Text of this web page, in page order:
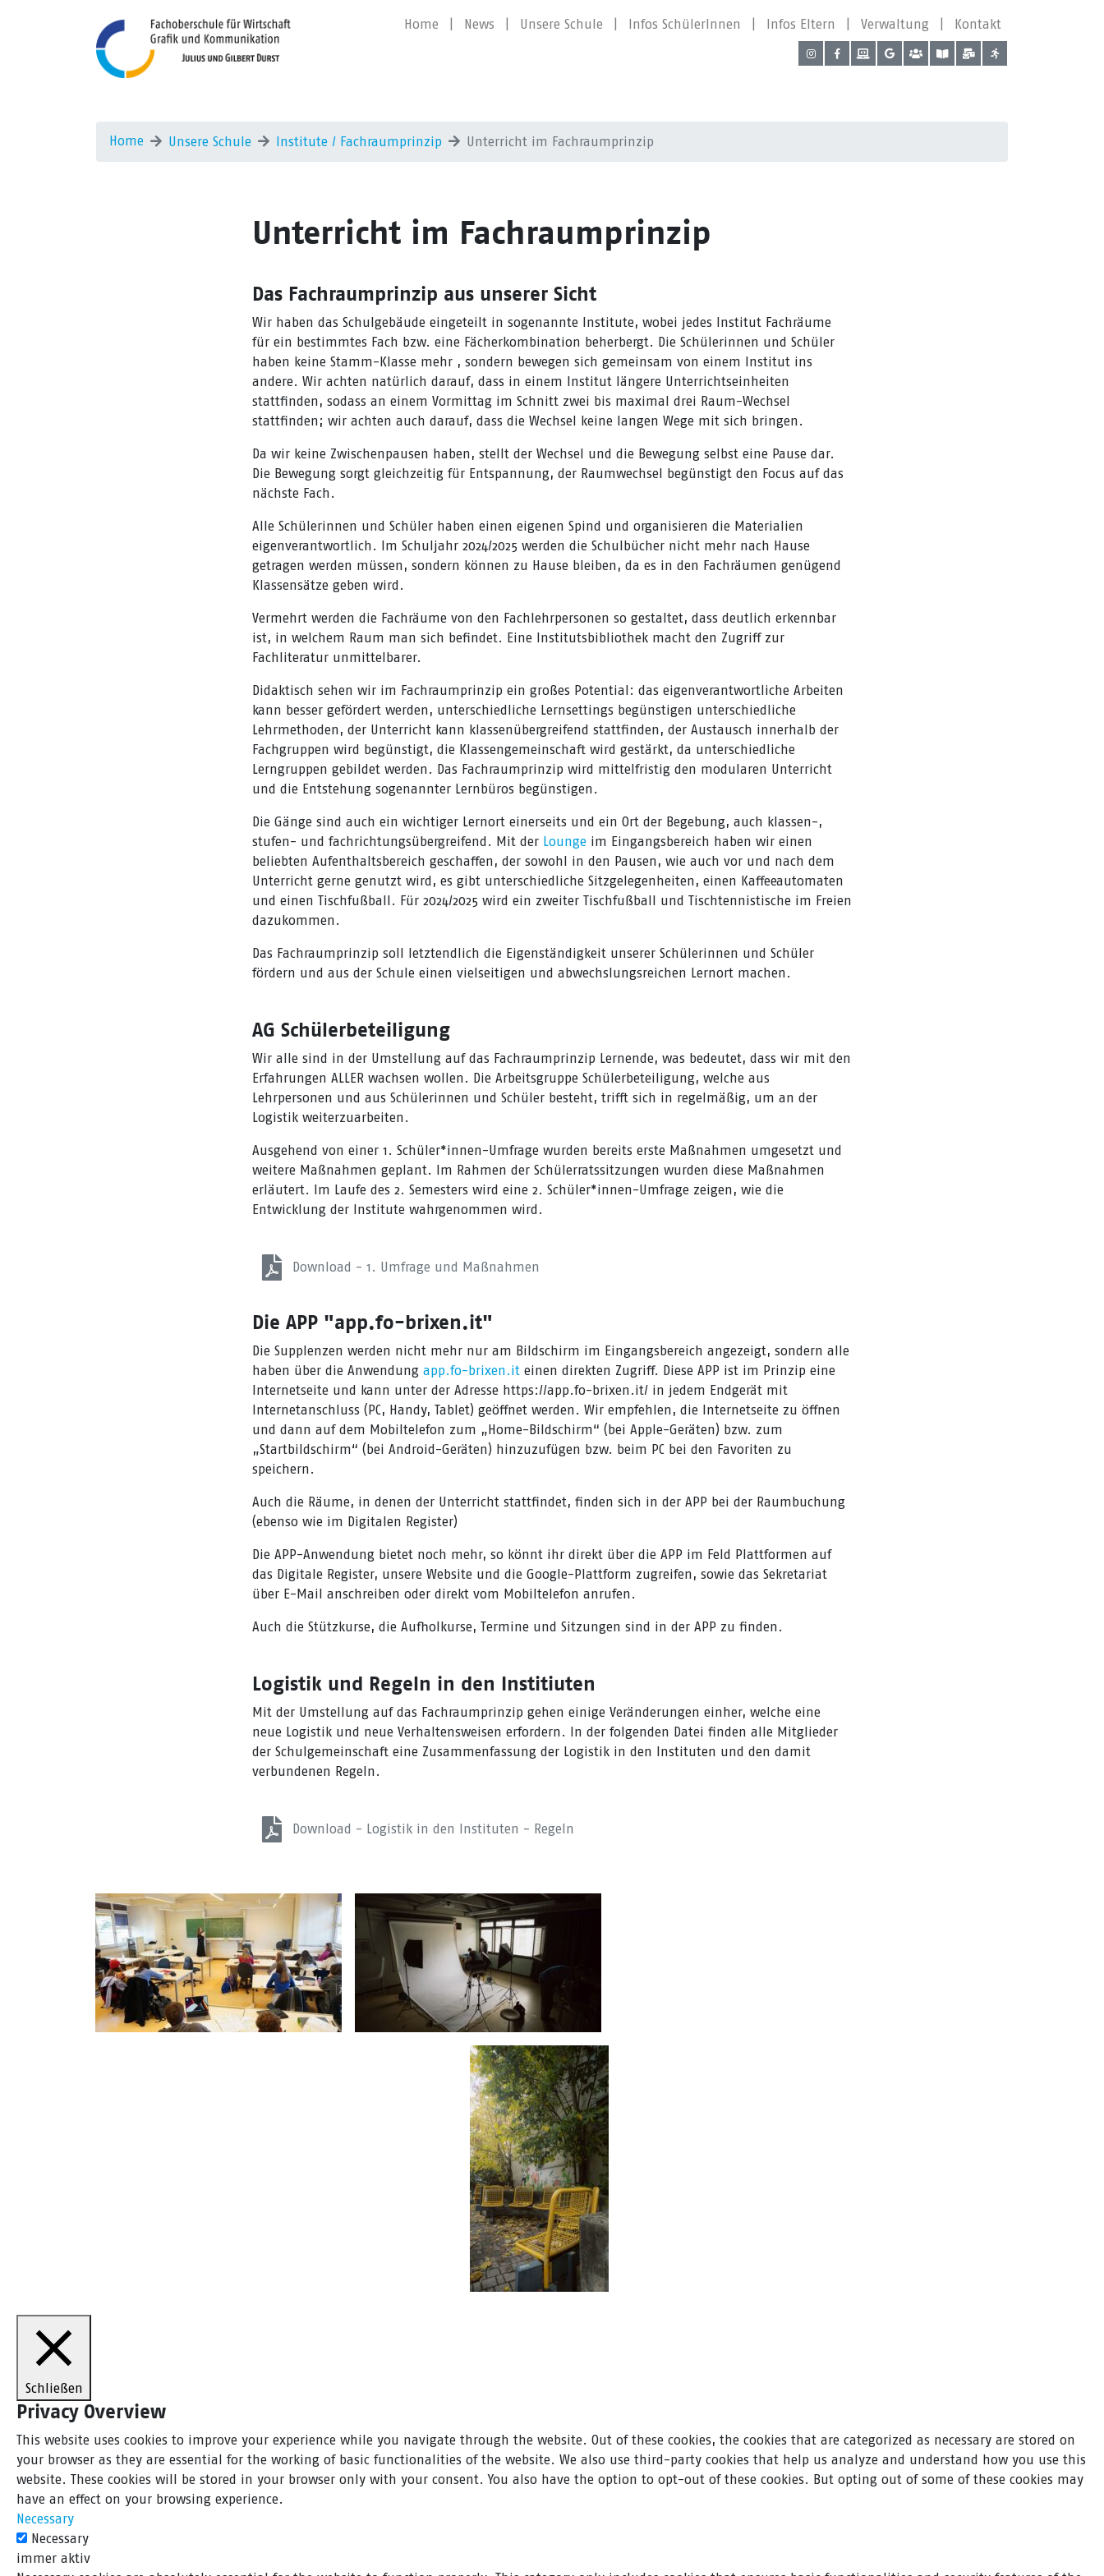
Home News Unsere Schule Infos SchülerInnen Infos Eltern Verwaltung Kontakt
Home Unsere Schule Institute / Fachraumprinzip Unterricht im Fachraumprinzip
Unterricht im Fachraumprinzip
Das Fachraumprinzip aus unserer Sicht
Wir haben das Schulgebäude eingeteilt in sogenannte Institute, wobei jedes Institut Fachräume
für ein bestimmtes Fach bzw. eine Fächerkombination beherbergt. Die Schülerinnen und Schüler
haben keine Stamm-Klasse mehr , sondern bewegen sich gemeinsam von einem Institut ins
andere. Wir achten natürlich darauf, dass in einem Institut längere Unterrichtseinheiten
stattfinden, sodass an einem Vormittag im Schnitt zwei bis maximal drei Raum-Wechsel
stattfinden; wir achten auch darauf, dass die Wechsel keine langen Wege mit sich bringen.
Da wir keine Zwischenpausen haben, stellt der Wechsel und die Bewegung selbst eine Pause dar.
Die Bewegung sorgt gleichzeitig für Entspannung, der Raumwechsel begünstigt den Focus auf das
nächste Fach.
Alle Schülerinnen und Schüler haben einen eigenen Spind und organisieren die Materialien
eigenverantwortlich. Im Schuljahr 2024/2025 werden die Schulbücher nicht mehr nach Hause
getragen werden müssen, sondern können zu Hause bleiben, da es in den Fachräumen genügend
Klassensätze geben wird.
Vermehrt werden die Fachräume von den Fachlehrpersonen so gestaltet, dass deutlich erkennbar
ist, in welchem Raum man sich befindet. Eine Institutsbibliothek macht den Zugriff zur
Fachliteratur unmittelbarer.
Didaktisch sehen wir im Fachraumprinzip ein großes Potential: das eigenverantwortliche Arbeiten
kann besser gefördert werden, unterschiedliche Lernsettings begünstigen unterschiedliche
Lehrmethoden, der Unterricht kann klassenübergreifend stattfinden, der Austausch innerhalb der
Fachgruppen wird begünstigt, die Klassengemeinschaft wird gestärkt, da unterschiedliche
Lerngruppen gebildet werden. Das Fachraumprinzip wird mittelfristig den modularen Unterricht
und die Entstehung sogenannter Lernbüros begünstigen.
Die Gänge sind auch ein wichtiger Lernort einerseits und ein Ort der Begebung, auch klassen-,
stufen- und fachrichtungsübergreifend. Mit der Lounge im Eingangsbereich haben wir einen
beliebten Aufenthaltsbereich geschaffen, der sowohl in den Pausen, wie auch vor und nach dem
Unterricht gerne genutzt wird, es gibt unterschiedliche Sitzgelegenheiten, einen Kaffeeautomaten
und einen Tischfußball. Für 2024/2025 wird ein zweiter Tischfußball und Tischtennistische im Freien
dazukommen.
Das Fachraumprinzip soll letztendlich die Eigenständigkeit unserer Schülerinnen und Schüler
fördern und aus der Schule einen vielseitigen und abwechslungsreichen Lernort machen.
AG Schülerbeteiligung
Wir alle sind in der Umstellung auf das Fachraumprinzip Lernende, was bedeutet, dass wir mit den
Erfahrungen ALLER wachsen wollen. Die Arbeitsgruppe Schülerbeteiligung, welche aus
Lehrpersonen und aus Schülerinnen und Schüler besteht, trifft sich in regelmäßig, um an der
Logistik weiterzuarbeiten.
Ausgehend von einer 1. Schüler*innen-Umfrage wurden bereits erste Maßnahmen umgesetzt und
weitere Maßnahmen geplant. Im Rahmen der Schülerratssitzungen wurden diese Maßnahmen
erläutert. Im Laufe des 2. Semesters wird eine 2. Schüler*innen-Umfrage zeigen, wie die
Entwicklung der Institute wahrgenommen wird.
Download - 1. Umfrage und Maßnahmen
Die APP "app.fo-brixen.it"
Die Supplenzen werden nicht mehr nur am Bildschirm im Eingangsbereich angezeigt, sondern alle
haben über die Anwendung app.fo-brixen.it einen direkten Zugriff. Diese APP ist im Prinzip eine
Internetseite und kann unter der Adresse https://app.fo-brixen.it/ in jedem Endgerät mit
Internetanschluss (PC, Handy, Tablet) geöffnet werden. Wir empfehlen, die Internetseite zu öffnen
und dann auf dem Mobiltelefon zum „Home-Bildschirm“ (bei Apple-Geräten) bzw. zum
„Startbildschirm“ (bei Android-Geräten) hinzuzufügen bzw. beim PC bei den Favoriten zu
speichern.
Auch die Räume, in denen der Unterricht stattfindet, finden sich in der APP bei der Raumbuchung
(ebenso wie im Digitalen Register)
Die APP-Anwendung bietet noch mehr, so könnt ihr direkt über die APP im Feld Plattformen auf
das Digitale Register, unsere Website und die Google-Plattform zugreifen, sowie das Sekretariat
über E-Mail anschreiben oder direkt vom Mobiltelefon anrufen.
Auch die Stützkurse, die Aufholkurse, Termine und Sitzungen sind in der APP zu finden.
Logistik und Regeln in den Institiuten
Mit der Umstellung auf das Fachraumprinzip gehen einige Veränderungen einher, welche eine
neue Logistik und neue Verhaltensweisen erfordern. In der folgenden Datei finden alle Mitglieder
der Schulgemeinschaft eine Zusammenfassung der Logistik in den Instituten und den damit
verbundenen Regeln.
Download - Logistik in den Instituten - Regeln
Schließen
Privacy Overview
This website uses cookies to improve your experience while you navigate through the website. Out of these cookies, the cookies that are categorized as necessary are stored on
your browser as they are essential for the working of basic functionalities of the website. We also use third-party cookies that help us analyze and understand how you use this
website. These cookies will be stored in your browser only with your consent. You also have the option to opt-out of these cookies. But opting out of some of these cookies may
have an effect on your browsing experience.
Necessary
Necessary
immer aktiv